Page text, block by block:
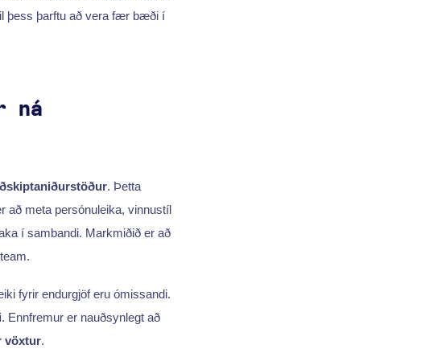
þess þarftu að vera fær bæði í
ná
. Þetta
að meta persónuleika, vinnustíl
í sambandi. Markmiðið er að
fyrir endurgjöf eru ómissandi.
. Ennfremur er nauðsynlegt að
vöxtur.